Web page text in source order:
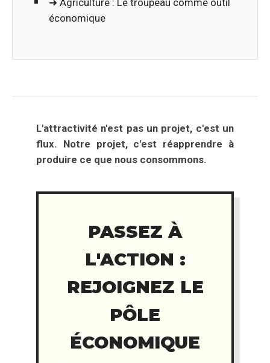
➜ Agriculture : Le troupeau comme outil
économique
L'attractivité n'est pas un projet, c'est un
flux. Notre projet, c'est réapprendre à
produire ce que nous consommons.
PASSEZ À
L'ACTION :
REJOIGNEZ LE
PÔLE
ÉCONOMIQUE